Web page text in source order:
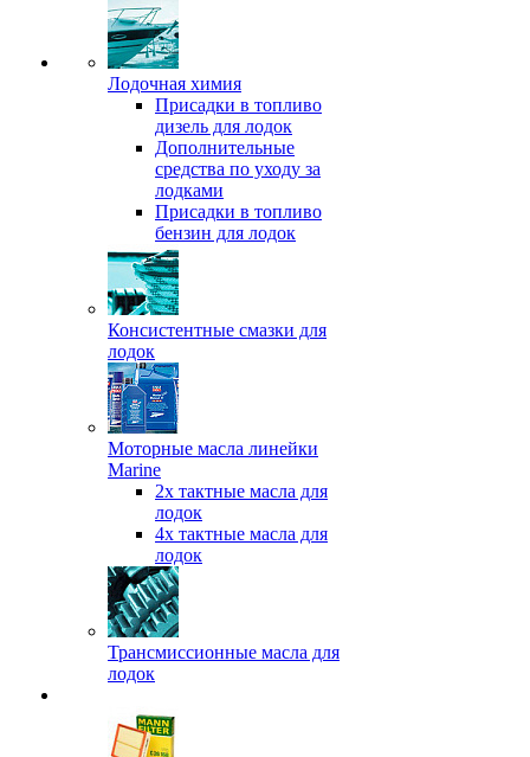
Лодочная химия
Присадки в топливо
дизель для лодок
Дополнительные
средства по уходу за
лодками
Присадки в топливо
бензин для лодок
Консистентные смазки для
лодок
Моторные масла линейки
Marine
2х тактные масла для
лодок
4х тактные масла для
лодок
Трансмиссионные масла для
лодок